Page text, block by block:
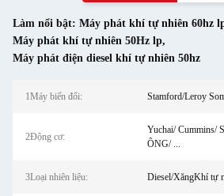
Làm nổi bật: Máy phát khí tự nhiên 60hz
Máy phát khí tự nhiên 50Hz lp,
Máy phát điện diesel khí tự nhiên 50hz
1Máy biến đổi: Stamford/Leroy
2Động cơ:
Yuchai/ Cummins/
ÔNG/ ...
3Loại nhiên liệu: Diesel/XăngKhí tự